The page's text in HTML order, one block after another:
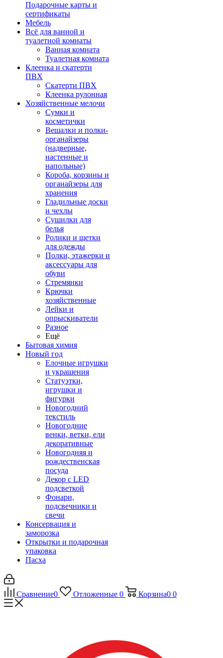
Подарочные карты и
сертификаты
Мебель
Всё для ванной и
туалетной комнаты
Ванная комната
Туалетная комната
Клеенка и скатерти
ПВХ
Скатерти ПВХ
Клеенка рулонная
Хозяйственные мелочи
Сумки и
косметички
Вешалки и полки-
органайзеры
(надверные,
настенные и
напольные)
Короба, корзины и
органайзеры для
хранения
Гладильные доски
и чехлы
Сушилки для
белья
Ролики и щетки
для одежды
Полки, этажерки и
аксессуары для
обуви
Стремянки
Крючки
хозяйственные
Лейки и
опрыскиватели
Разное
Ещё
Бытовая химия
Новый год
Елочные игрушки
и украшения
Статуэтки,
игрушки и
фигурки
Новогодний
текстиль
Новогодние
венки, ветки, ели
декоративные
Новогодняя и
рождественская
посуда
Декор с LED
подсветкой
Фонари,
подсвечники и
свечи
Консервация и
заморозка
Открытки и подарочная
упаковка
Пасха
Сравнение0 Отложенные 0 Корзина0 0